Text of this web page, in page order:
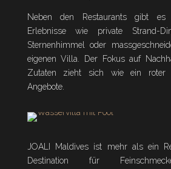
Neben den Restaurants gibt es
Erlebnisse wie private Strand-
Sternenhimmel oder
eigenen Villa. Der Fokus auf
Zutaten zieht sich wie ein roter
Angebote.
JOALI Maldives ist mehr als ein
Destination für